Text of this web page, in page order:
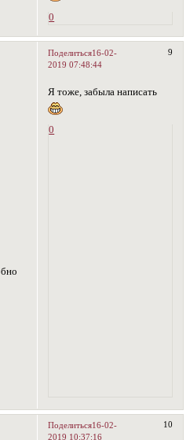
0
Поделиться 9
16-02-
2019 07:48:44
Я тоже, забыла написать
0
Поделиться 10
16-02-
2019 10:37:16